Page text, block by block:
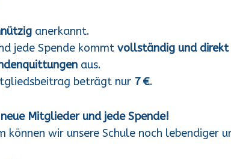
anerkannt.
jede Spende kommt vollständig und direkt
aus.
beträgt nur 7€.
Mitglieder und jede Spende!
können wir unsere Schule noch